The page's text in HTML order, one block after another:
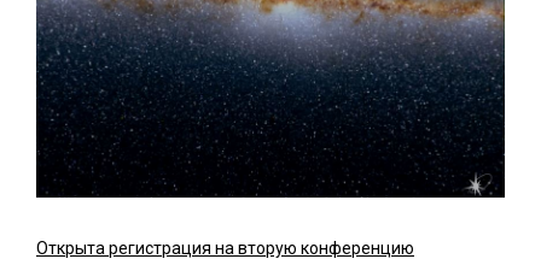
Открыта регистрация на вторую конференцию